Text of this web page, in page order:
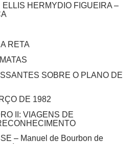
HERMYDIO FIGUEIRA –
RETA
SOBRE O PLANO DE
DE 1982
II: VIAGENS DE
– Manuel de Bourbon de